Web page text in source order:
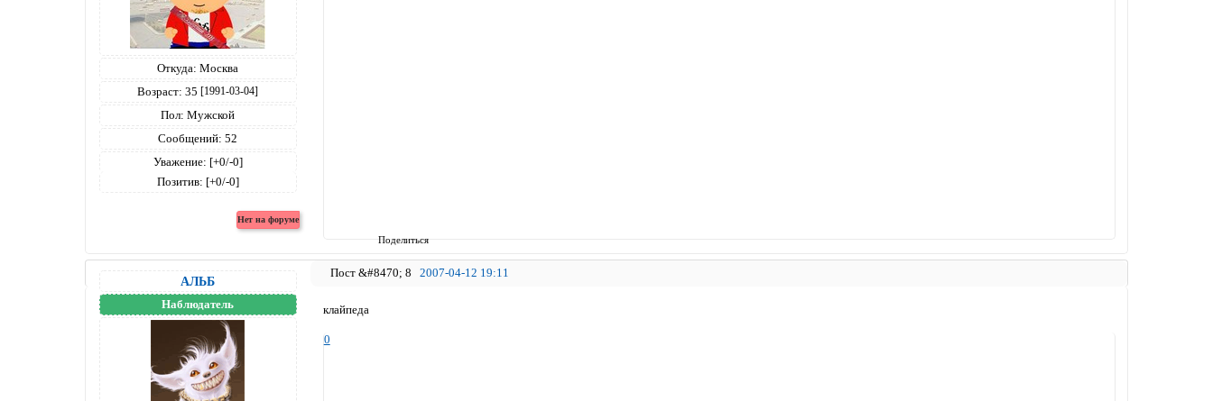
Поделиться
Откуда: Москва
Возраст: 35 [1991-03-04]
Пол: Мужской
Сообщений: 52
Уважение: [+0/-0]
Позитив: [+0/-0]
8 2007-04-12 19:11
АЛЬБ
Наблюдатель клайпеда
0